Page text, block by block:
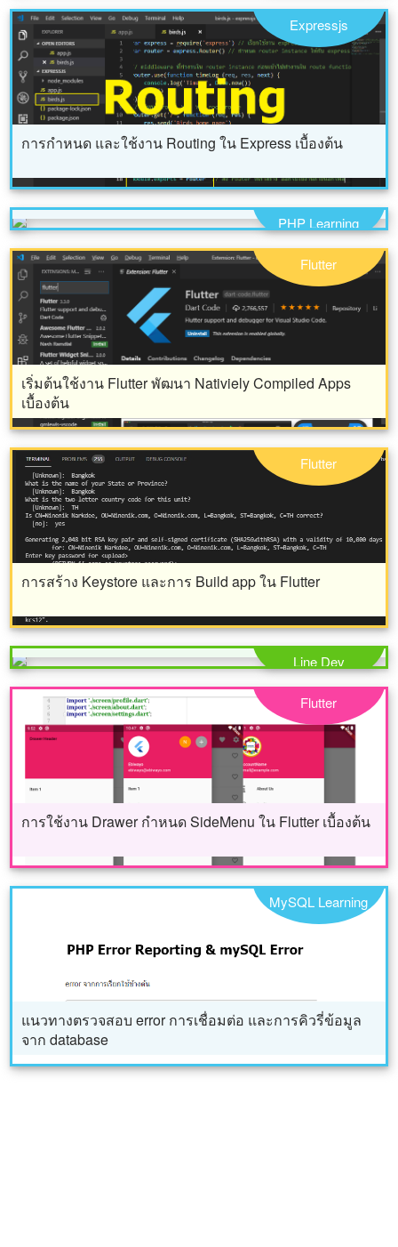
การกำหนด และใช้งาน Routing ใน Express เบื้องต้น
Expressjs
แนวทาง การใช้งาน Intervention Image ปรับแต่งรูปภาพ
ใน PHP ตอนที่ 1
PHP Learning
เริ่มต้นใช้งาน Flutter พัฒนา Nativiely Compiled Apps
เบื้องต้น
Flutter
การสร้าง Keystore และการ Build app ใน Flutter
Flutter
แนวทางการใช้งาน LINE Login ในการล็อกอินผ่าน
เว็บไซต์หรือสมัครใช้บริการ
Line Dev
การใช้งาน Drawer กำหนด SideMenu ใน Flutter เบื้องต้น
Flutter
แนวทางตรวจสอบ error การเชื่อมต่อ และการคิวรี่ข้อมูล
จาก database
MySQL Learning